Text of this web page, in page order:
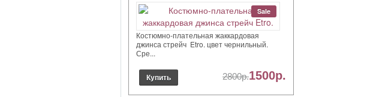
ЖАККАРДОВАЯ ДЖИНСА СТРЕЙЧ
ETRO.
Sale
Костюмно-плательная жаккардовая
джинса стрейч Etro. цвет чернильный.
Сре...
2800р.1500р.